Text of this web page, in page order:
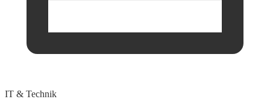
IT & Technik